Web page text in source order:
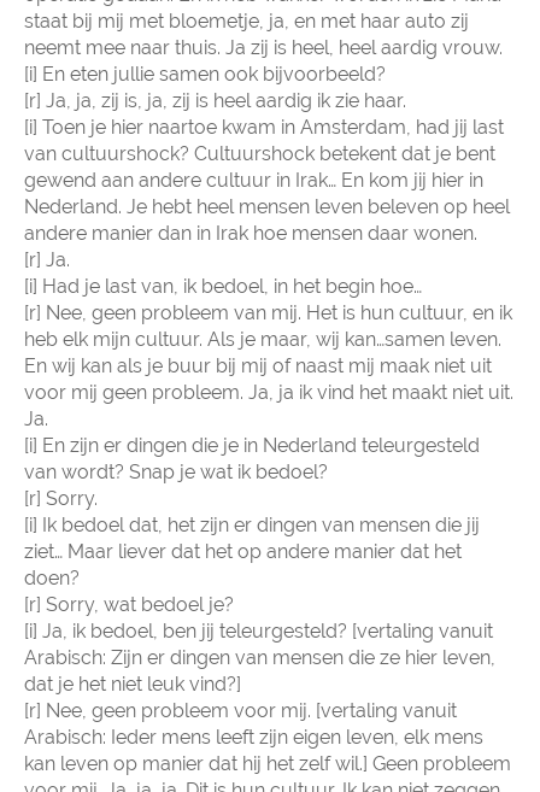
staat bij mij met bloemetje, ja, en met haar auto zij
neemt mee naar thuis. Ja zij is heel, heel aardig vrouw.
[i] En eten jullie samen ook bijvoorbeeld?
[r] Ja, ja, zij is, ja, zij is heel aardig ik zie haar.
[i] Toen je hier naartoe kwam in Amsterdam, had jij last
van cultuurshock? Cultuurshock betekent dat je bent
gewend aan andere cultuur in Irak… En kom jij hier in
Nederland. Je hebt heel mensen leven beleven op heel
andere manier dan in Irak hoe mensen daar wonen.
[r] Ja.
[i] Had je last van, ik bedoel, in het begin hoe…
[r] Nee, geen probleem van mij. Het is hun cultuur, en ik
heb elk mijn cultuur. Als je maar, wij kan…samen leven.
En wij kan als je buur bij mij of naast mij maak niet uit
voor mij geen probleem. Ja, ja ik vind het maakt niet uit.
Ja.
[i] En zijn er dingen die je in Nederland teleurgesteld
van wordt? Snap je wat ik bedoel?
[r] Sorry.
[i] Ik bedoel dat, het zijn er dingen van mensen die jij
ziet… Maar liever dat het op andere manier dat het
doen?
[r] Sorry, wat bedoel je?
[i] Ja, ik bedoel, ben jij teleurgesteld? [vertaling vanuit
Arabisch: Zijn er dingen van mensen die ze hier leven,
dat je het niet leuk vind?]
[r] Nee, geen probleem voor mij. [vertaling vanuit
Arabisch: Ieder mens leeft zijn eigen leven, elk mens
kan leven op manier dat hij het zelf wil.] Geen probleem